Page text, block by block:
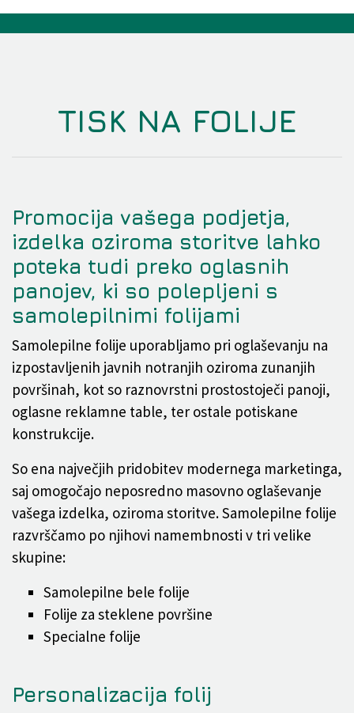
TISK NA FOLIJE
Promocija vašega podjetja,
izdelka oziroma storitve lahko
poteka tudi preko oglasnih
panojev, ki so polepljeni s
samolepilnimi folijami
Samolepilne folije uporabljamo pri oglaševanju na
izpostavljenih javnih notranjih oziroma zunanjih
površinah, kot so raznovrstni prostostoječi panoji,
oglasne reklamne table, ter ostale potiskane
konstrukcije.
So ena največjih pridobitev modernega marketinga,
saj omogočajo neposredno masovno oglaševanje
vašega izdelka, oziroma storitve. Samolepilne folije
razvrščamo po njihovi namembnosti v tri velike
skupine:
Samolepilne bele folije
Folije za steklene površine
Specialne folije
Personalizacija folij